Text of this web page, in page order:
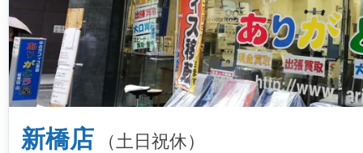
新橋店 （土日祝休）